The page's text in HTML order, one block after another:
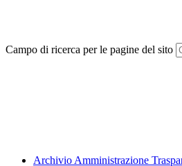
Campo di ricerca per le pagine del sito
Archivio Amministrazione